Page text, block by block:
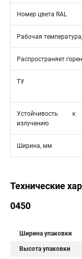
Номер цвета RAL
Рабочая
Распространяет
ТУ
Устойчивость
излучению
Ширина, мм
Технические
0450
Ширина упаковки
Высота упаковки